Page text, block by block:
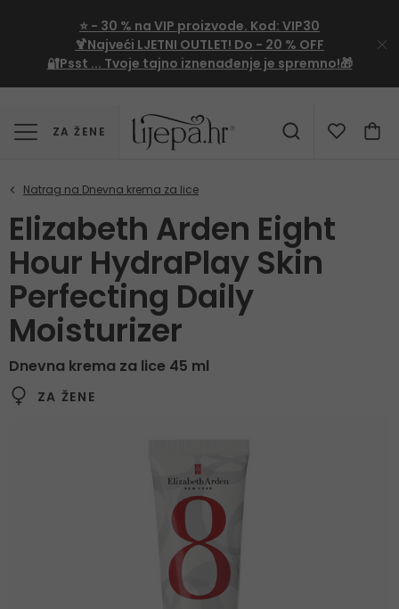
⭐ - 30 % na VIP proizvode. Kod: VIP30
🍹Najveći LJETNI OUTLET! Do - 20 % OFF
🔐Psst ... Tvoje tajno iznenađenje je spremno!🎁
ZA ŽENE
Elizabeth Arden Eight
Hour HydraPlay Skin
Perfecting Daily
Moisturizer
Dnevna krema za lice 45 ml
ZA ŽENE